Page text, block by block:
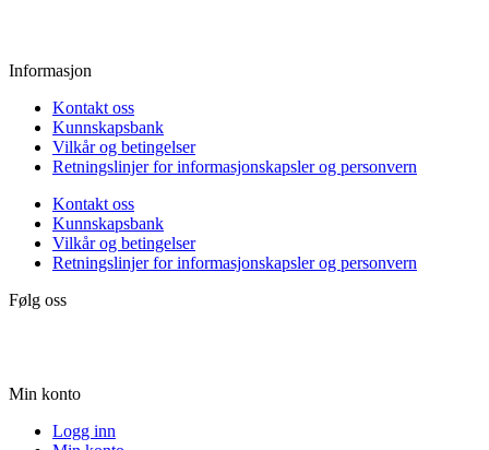
Informasjon
Kontakt oss
Kunnskapsbank
Vilkår og betingelser
Retningslinjer for informasjonskapsler og personvern
Kontakt oss
Kunnskapsbank
Vilkår og betingelser
Retningslinjer for informasjonskapsler og personvern
Følg oss
Min konto
Logg inn